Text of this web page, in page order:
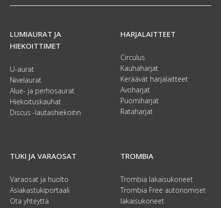
LUMIAURAT JA
HIEKOITTIMET
U-aurat
Nivelaurat
Alue- ja perhosaurat
Hiekoituskauhat
Discus -lautashiekoitin
HARJALAITTEET
Circulus
Kauhaharjat
Keräävät harjalaitteet
Avoharjat
Puomiharjat
Rataharjat
TUKI JA VARAOSAT
Varaosat ja huolto
Asiakastukiportaali
Ota yhteyttä
TROMBIA
Trombia lakaisukoneet
Trombia Free autonomiset
lakaisukoneet